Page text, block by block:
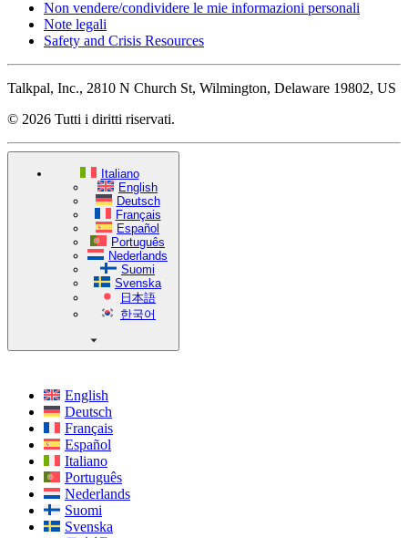
Non vendere/condividere le mie informazioni personali
Note legali
Safety and Crisis Resources
Talkpal, Inc., 2810 N Church St, Wilmington, Delaware 19802, US
© 2026 Tutti i diritti riservati.
Italiano
English
Deutsch
Français
Español
Português
Nederlands
Suomi
Svenska
日本語
한국어
English
Deutsch
Français
Español
Italiano
Português
Nederlands
Suomi
Svenska